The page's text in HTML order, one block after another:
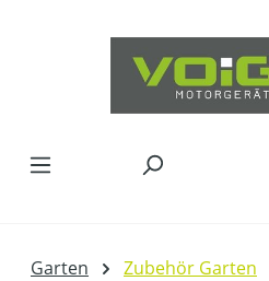
Garten Zubehör Garten